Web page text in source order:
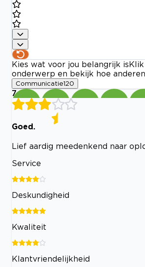
Kies wat voor jou belangrijk is
onderwerp en bekijk hoe
Communicatie120
7
Goed.
Lief aardig meedenkend naar
Service
Deskundigheid
Kwaliteit
Klantvriendelijkheid